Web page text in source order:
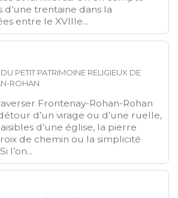
d’une trentaine dans la
entre le XVIIIe...
PETIT PATRIMOINE RELIGIEUX DE
ROHAN
Frontenay-Rohan-Rohan
d’un virage ou d’une ruelle,
d’une église, la pierre
de chemin ou la simplicité
l’on...